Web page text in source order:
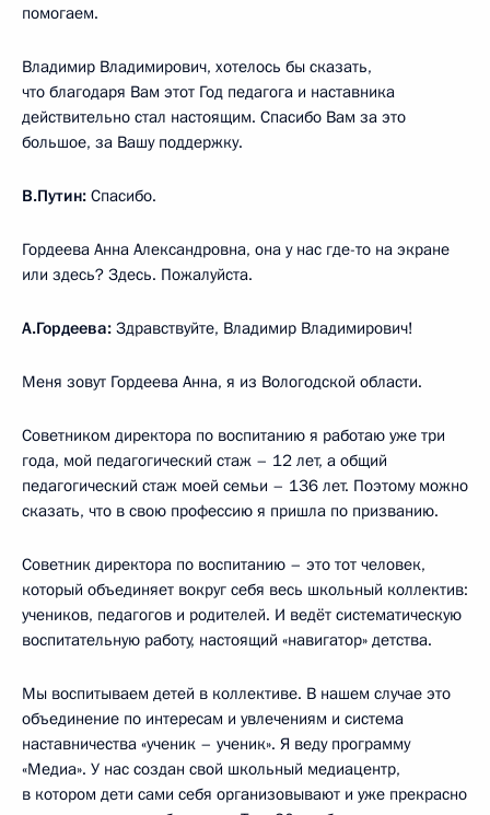
помогаем.
Владимир Владимирович, хотелось бы сказать,
что благодаря Вам этот Год педагога и наставника
действительно стал настоящим. Спасибо Вам за это
большое, за Вашу поддержку.
В.Путин: Спасибо.
Гордеева Анна Александровна, она у нас где-то на экране
или здесь? Здесь. Пожалуйста.
А.Гордеева: Здравствуйте, Владимир Владимирович!
Меня зовут Гордеева Анна, я из Вологодской области.
Советником директора по воспитанию я работаю уже три
года, мой педагогический стаж – 12 лет, а общий
педагогический стаж моей семьи – 136 лет. Поэтому можно
сказать, что в свою профессию я пришла по призванию.
Советник директора по воспитанию – это тот человек,
который объединяет вокруг себя весь школьный коллектив:
учеников, педагогов и родителей. И ведёт систематическую
воспитательную работу, настоящий «навигатор» детства.
Мы воспитываем детей в коллективе. В нашем случае это
объединение по интересам и увлечениям и система
наставничества «ученик – ученик». Я веду программу
«Медиа». У нас создан свой школьный медиацентр,
в котором дети сами себя организовывают и уже прекрасно